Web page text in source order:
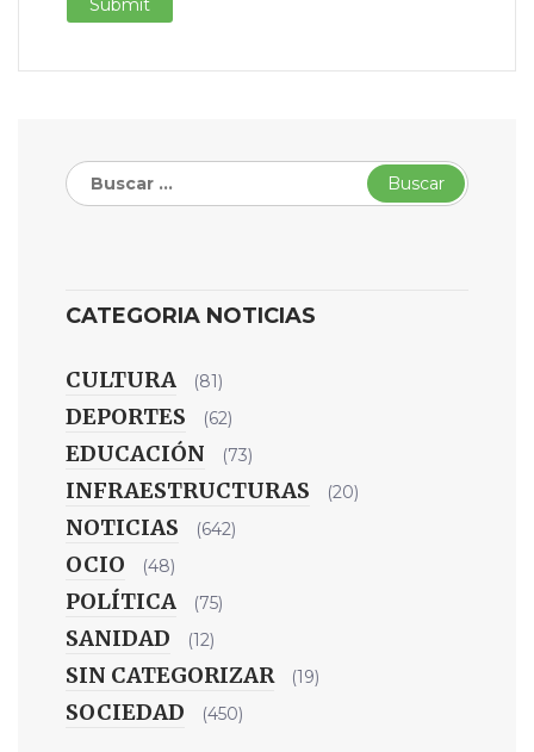
Buscar:
CATEGORIA NOTICIAS
CULTURA (81)
DEPORTES (62)
EDUCACIÓN (73)
INFRAESTRUCTURAS (20)
NOTICIAS (642)
OCIO (48)
POLÍTICA (75)
SANIDAD (12)
SIN CATEGORIZAR (19)
SOCIEDAD (450)